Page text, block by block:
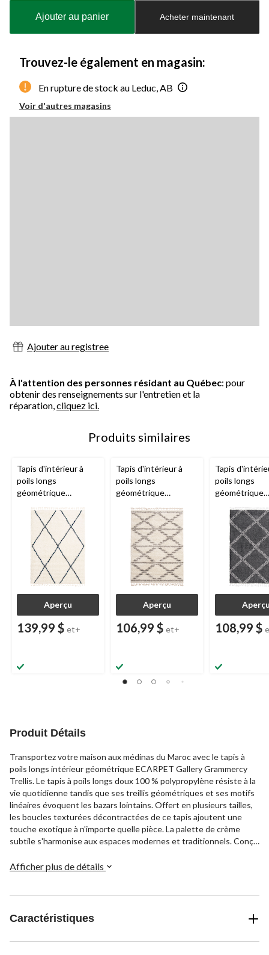
à
Ajouter au panier Acheter maintenant
Trouvez-le également en magasin:
En rupture de stock au Leduc, AB
Voir d'autres magasins
Ajouter au registree
À l'attention des personnes résidant au Québec: pour
obtenir des renseignements sur l'entretien et la
réparation,cliquez ici.
Produits similaires
Tapis d'intérieur à
poils longs
géométrique
Grammercy Willow,
crème, choix de tailles
Aperçu
139,99 $ et+
Tapis d'intérieur à
poils longs
géométrique
Grammercy Liv,
crème/gris, choix de
tailles
Aperçu
106,99 $ et+
Tapis
poils longs
géométrique
Grammercy
foncé, choix
108,99 $
Produit Détails
Transportez votre maison aux médinas du Maroc avec le tapis à
poils longs intérieur géométrique ECARPET Gallery Grammercy
Trellis. Le tapis à poils longs doux 100 % polypropylène résiste à la
vie quotidienne tandis que ses treillis géométriques et ses motifs
linéaires évoquent les bazars lointains. Offert en plusieurs tailles,
les boucles texturées décontractées de ce tapis ajoutent une
touche exotique à n'importe quelle pièce. La palette de crème
subtile s'harmonise aux espaces modernes et traditionnels. Conçu
touche de style international. Les treillis marocains rencontrent le
Afficher plus de détails
Caractéristiques